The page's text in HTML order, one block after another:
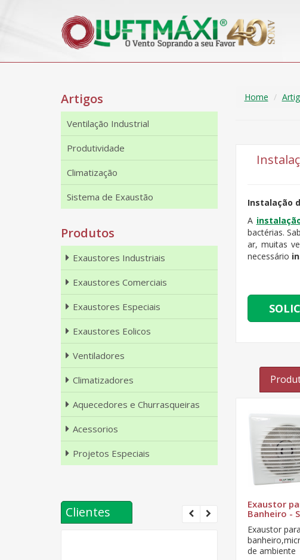
Home
Instalação
A
bactérias.
ar, muitas
necessário
Exaustor
Banheiro -
Exaustor para
de ambiente
Artigos
Ventilação Industrial
Produtividade
Climatização
Sistema de Exaustão
Produtos
Exaustores Industriais
Exaustores Comerciais
Exaustores Especiais
Exaustores Eolicos
Ventiladores
Climatizadores
Aquecedores e Churrasqueiras
Acessorios
Projetos Especiais
Clientes